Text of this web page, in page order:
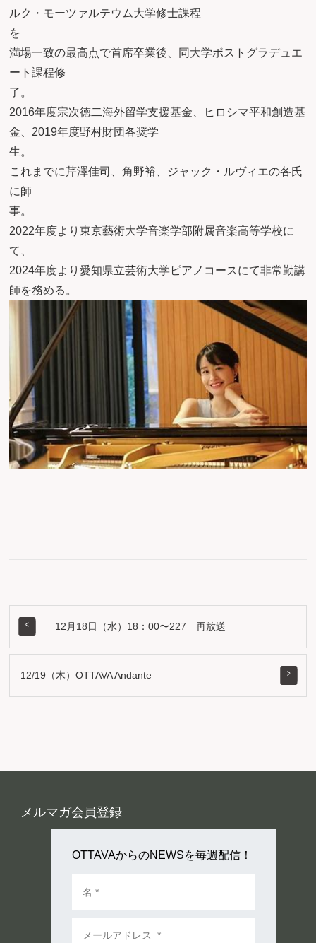
ルク・モーツァルテウム大学修士課程
を
満場一致の最高点で首席卒業後、同大学ポストグラデュエ
ート課程修
了
2016年度宗次徳二海外留学支援基金、ヒロシマ平和創造基
金、2019年度野村財団各奨学
生。
これまでに芹澤佳司、角野裕、ジャック・ルヴィエの各氏
に師
事
2022年度より東京藝術大学音楽学部附属音楽高等学校に
て
2024年度より愛知県立芸術大学ピアノコースにて非常勤講
師を務める。
12月18日（水）18：00〜227 再放送
12/19（木）OTTAVA Andante
メルマガ会員登録
OTTAVAからのNEWSを毎週配信！